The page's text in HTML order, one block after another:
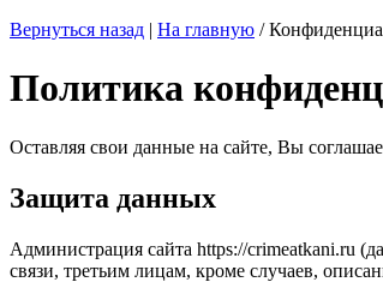
Вернуться назад | На главную /
Политика
Оставляя свои данные на сайте, Вы
Защита данных
Администрация сайта https://crimeatkani.ru
связи, третьим лицам, кроме случаев,